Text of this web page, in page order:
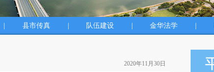
县市传真 队伍建设 金华法学
2020年11月30日